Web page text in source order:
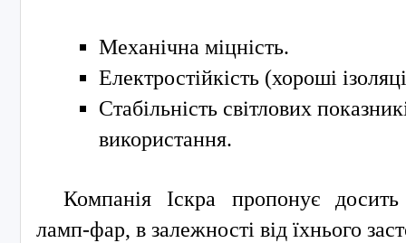
Механічна міцність.
Електростійкість (хороші
Стабільність світлових
використання.
Компанія Іскра пропонує
ламп-фар, в залежності від їхнього